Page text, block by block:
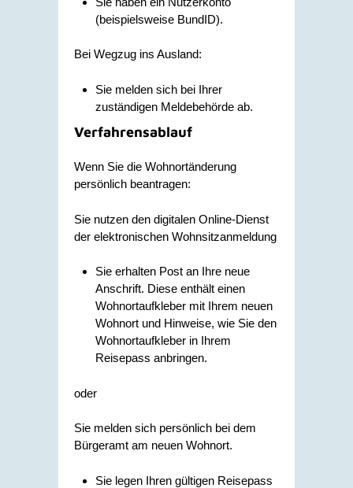
(beispielsweise BundID).
Bei Wegzug ins Ausland:
Sie melden sich bei Ihrer
zuständigen Meldebehörde ab.
Verfahrensablauf
Wenn Sie die Wohnortänderung
persönlich beantragen:
Sie nutzen den digitalen Online-Dienst
der elektronischen Wohnsitzanmeldung
Sie erhalten Post an Ihre neue
Anschrift. Diese enthält einen
Wohnortaufkleber mit Ihrem neuen
Wohnort und Hinweise, wie Sie den
Wohnortaufkleber in Ihrem
Reisepass anbringen.
oder
Sie melden sich persönlich bei dem
Bürgeramt am neuen Wohnort.
Sie legen Ihren gültigen Reisepass